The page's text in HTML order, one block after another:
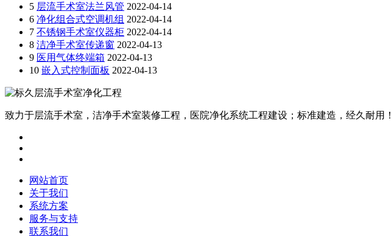
5 层流手术室法兰风管 2022-04-14
6 净化组合式空调机组 2022-04-14
7 不锈钢手术室仪器柜 2022-04-14
8 洁净手术室传递窗 2022-04-13
9 医用气体终端箱 2022-04-13
10 嵌入式控制面板 2022-04-13
致力于层流手术室，洁净手术室装修工程，医院净化系统工程建设；标准建造，经久耐用！
网站首页
关于我们
系统方案
服务与支持
联系我们